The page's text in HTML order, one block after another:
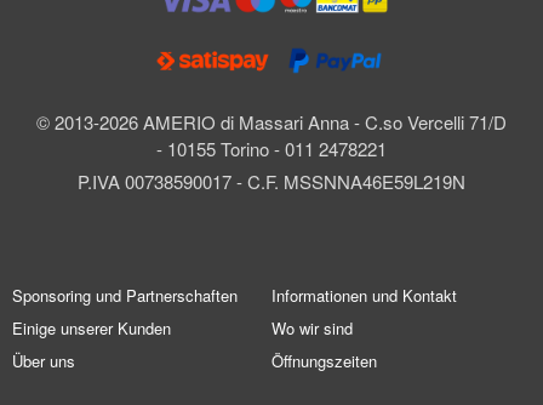
© 2013-2026 AMERIO di Massari Anna - C.so Vercelli 71/D
- 10155 Torino - 011 2478221
P.IVA 00738590017 - C.F. MSSNNA46E59L219N
Sponsoring und Partnerschaften
Einige unserer Kunden
Über uns
Informationen und Kontakt
Wo wir sind
Öffnungszeiten